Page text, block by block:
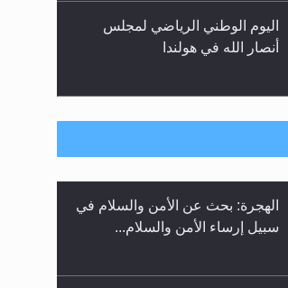
اليوم الوطني الرياضي لمجلس
أنصار الله في هولندا
إتمام حفظ القرآن الكريم لثلاثة
حفل توزيع الشهادات في الجامعة
الأحمدية بنيجيريا لعام 2025
الهجرة: بحث عن الأمن والسلام في
سبيل إرساء الأمن والسلام...